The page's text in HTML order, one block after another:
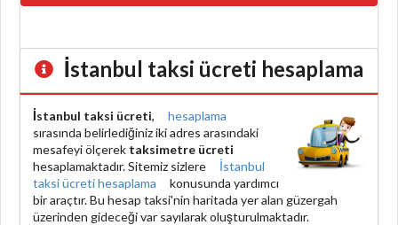
İstanbul taksi ücreti hesaplama
İstanbul taksi ücreti,
hesaplama
sırasında belirlediğiniz iki adres arasındaki
mesafeyi ölçerek taksimetre ücreti
hesaplamaktadır. Sitemiz sizlere
İstanbul
taksi ücreti hesaplama
konusunda yardımcı
bir araçtır. Bu hesap taksi'nin haritada yer alan güzergah
üzerinden gideceği var sayılarak oluşturulmaktadır.